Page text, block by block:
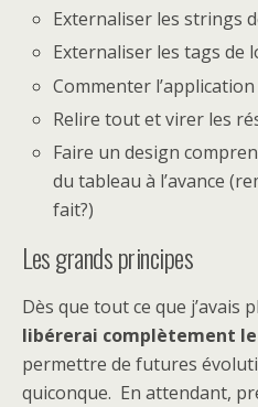
Externaliser les strings
Externaliser les tags de
Commenter l’application
Relire tout et virer les
Faire un design
du tableau à l’avance
fait?)
Les grands principes
Dès que tout ce que j’avais
libérerai complètement le
permettre de futures
quiconque. En attendant,